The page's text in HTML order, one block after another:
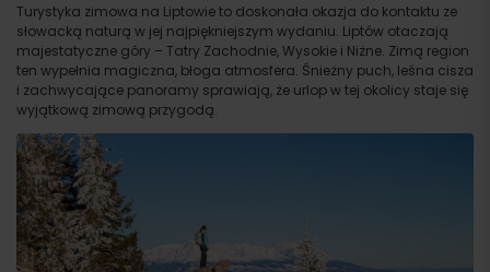
Turystyka zimowa na Liptowie to doskonała okazja do kontaktu ze
słowacką naturą w jej najpiękniejszym wydaniu. Liptów otaczają
majestatyczne góry – Tatry Zachodnie, Wysokie i Niżne. Zimą region
ten wypełnia magiczna, błoga atmosfera. Śnieżny puch, leśna cisza
i zachwycające panoramy sprawiają, że urlop w tej okolicy staje się
wyjątkową zimową przygodą.